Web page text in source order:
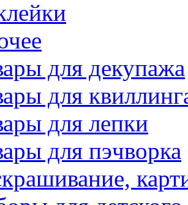
для декупажа
для
для лепки
для пэчворка